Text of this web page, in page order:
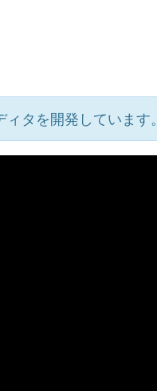
タを開発しています。